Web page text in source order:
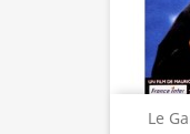
Le